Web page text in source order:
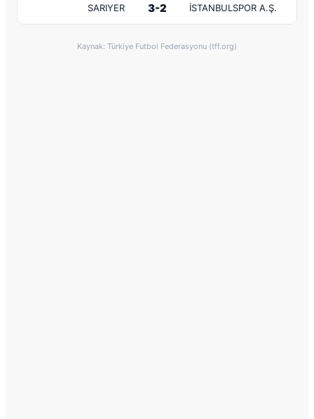
SARIYER 3-2 İSTANBULSPOR A.Ş.
Kaynak: Türkiye Futbol Federasyonu (tff.org)